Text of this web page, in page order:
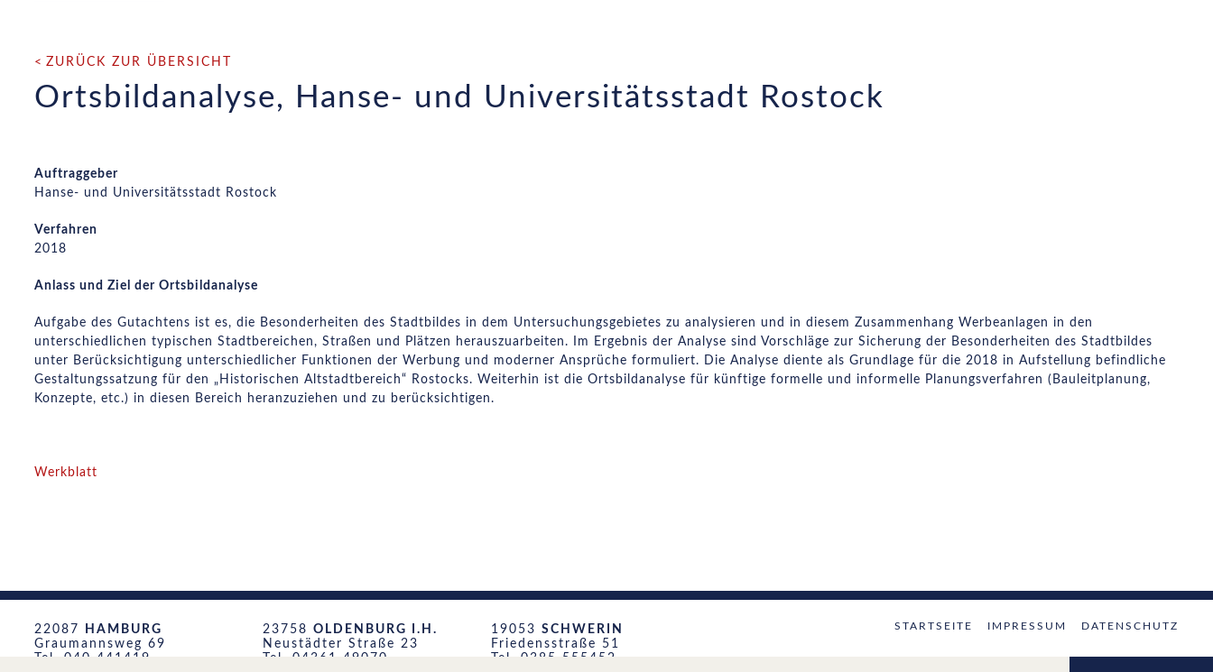
ZURÜCK ZUR ÜBERSICHT
Ortsbildanalyse, Hanse- und Universitätsstadt Rostock
Auftraggeber
Hanse- und Universitätsstadt Rostock
Verfahren
2018
Anlass und Ziel der Ortsbildanalyse
Aufgabe des Gutachtens ist es, die Besonderheiten des Stadtbildes in dem Untersuchungsgebietes zu analysieren und in diesem Zusammenhang Werbeanlagen in den
unterschiedlichen typischen Stadtbereichen, Straßen und Plätzen herauszuarbeiten. Im Ergebnis der Analyse sind Vorschläge zur Sicherung der Besonderheiten des Stadtbildes
unter Berücksichtigung unterschiedlicher Funktionen der Werbung und moderner Ansprüche formuliert. Die Analyse diente als Grundlage für die 2018 in Aufstellung befindliche
Gestaltungssatzung für den „Historischen Altstadtbereich“ Rostocks. Weiterhin ist die Ortsbildanalyse für künftige formelle und informelle Planungsverfahren (Bauleitplanung,
Konzepte, etc.) in diesen Bereich heranzuziehen und zu berücksichtigen.
Werkblatt
22087
HAMBURG
Graumannsweg 69
Tel. 040 441419
23758 OLDENBURG I.H.
Neustädter Straße 23
Tel. 04361 49070
19053 SCHWERIN
Friedensstraße 51
Tel. 0385 555452
STARTSEITE IMPRESSUM DATENSCHUTZ